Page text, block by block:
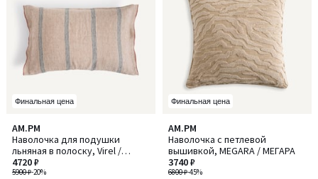
Финальная цена
AM.PM
Наволочка для подушки
льняная в полоску, Virel /
Вирел
5900 ₽-20%
4720 ₽
Финальная цена
AM.PM
Наволочка с петлевой
вышивкой, MEGARA / МЕГАРА
6800 ₽-45%
3740 ₽